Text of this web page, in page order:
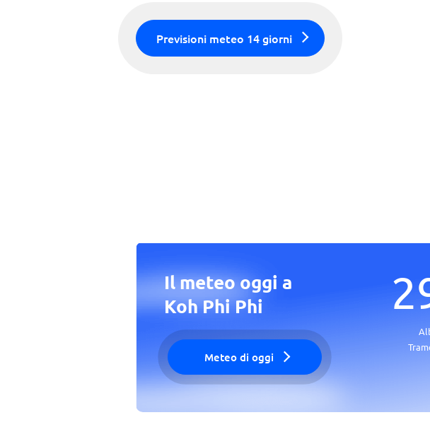
Previsioni meteo 14 giorni
Il meteo oggi a
Koh Phi Phi
Meteo di oggi